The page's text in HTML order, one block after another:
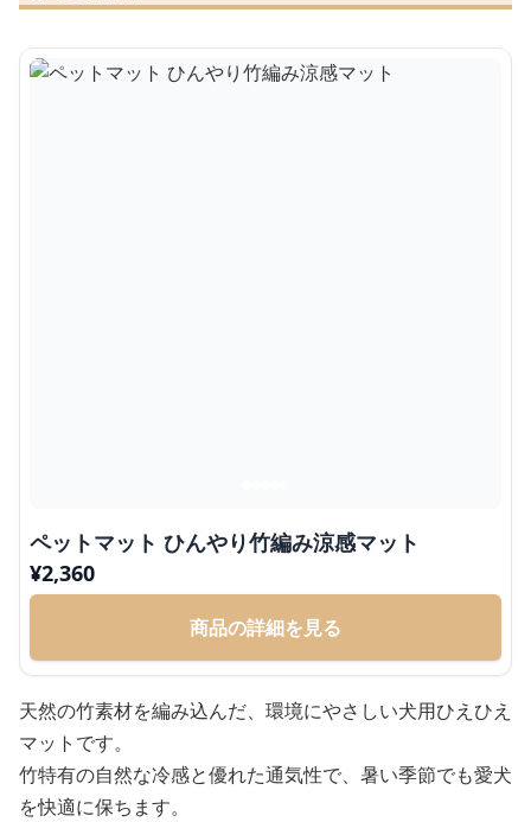
ペットマット ひんやり竹編み涼感マット
¥2,360
商品の詳細を見る
天然の竹素材を編み込んだ、環境にやさしい犬用ひえひえ
マットです。
竹特有の自然な冷感と優れた通気性で、暑い季節でも愛犬
を快適に保ちます。